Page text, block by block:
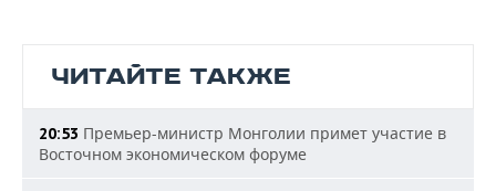
ЧИТАЙТЕ ТАКЖЕ
20:53 Премьер-министр Монголии примет участие в
Восточном экономическом форуме